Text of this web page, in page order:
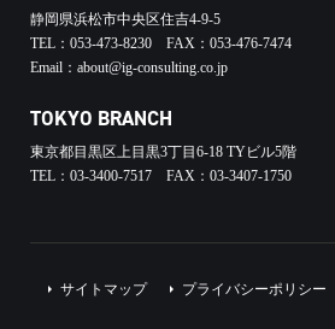
静岡県浜松市中央区住吉4-9-5
TEL：053-473-8230 FAX：053-476-7474
Email：about@ig-consulting.co.jp
TOKYO BRANCH
東京都目黒区上目黒3丁目6-18 TYビル5階
TEL：03-3400-7517 FAX：03-3407-1750
サイトマップ プライバシーポリシー